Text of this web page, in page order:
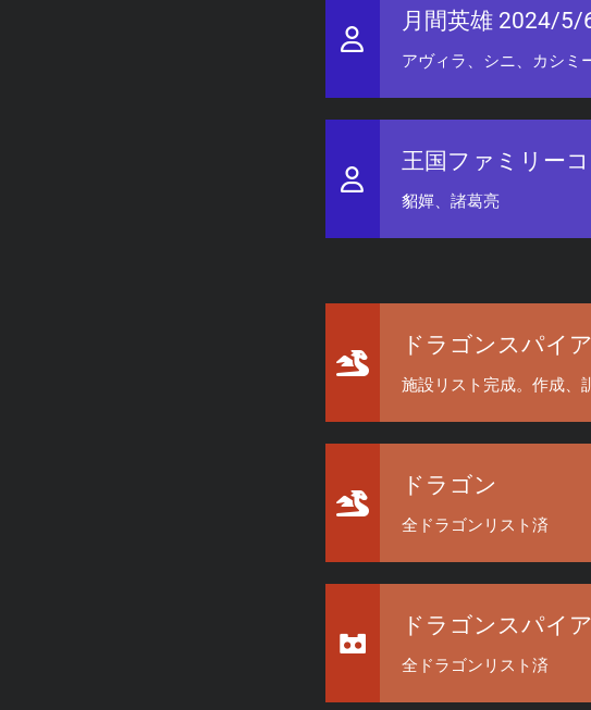
月間英雄 2024/5/
アヴィラ、シニ、カシミ
王国ファミリー
貂嬋、諸葛亮
ドラゴンスパイ
施設リスト完成。作成、
ドラゴン
全ドラゴンリスト済
ドラゴンスパイ
全ドラゴンリスト済